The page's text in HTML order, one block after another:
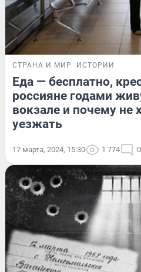
СТРАНА И МИР ИСТОРИИ
Еда — бесплатно,
россияне годами
вокзале и почему не
уезжать
17 марта, 2024, 15:30 1 774